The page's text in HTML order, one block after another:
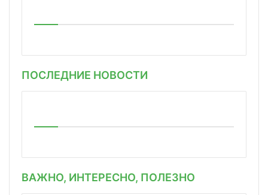
ПОСЛЕДНИЕ НОВОСТИ
ВАЖНО, ИНТЕРЕСНО, ПОЛЕЗНО